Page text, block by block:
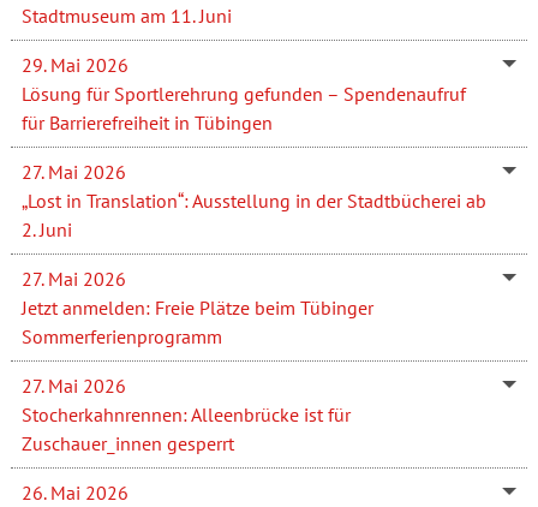
Stadtmuseum am 11. Juni
29. Mai 2026
Lösung für Sportlerehrung gefunden – Spendenaufruf
für Barrierefreiheit in Tübingen
27. Mai 2026
„Lost in Translation“: Ausstellung in der Stadtbücherei ab
2. Juni
27. Mai 2026
Jetzt anmelden: Freie Plätze beim Tübinger
Sommerferienprogramm
27. Mai 2026
Stocherkahnrennen: Alleenbrücke ist für
Zuschauer_innen gesperrt
26. Mai 2026